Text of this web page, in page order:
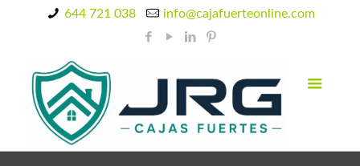
644 721 038 info@cajafuerteonline.com